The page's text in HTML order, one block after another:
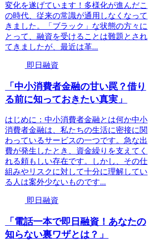
変化を遂げています！多様化が進んだこ
の時代、従来の常識が通用しなくなって
きました。「ブラック」な状態の方々に
とって、融資を受けることは難題とされ
てきましたが、最近は革...
即日融資
「中小消費者金融の甘い罠？借り
る前に知っておきたい真実」
はじめに：中小消費者金融とは何か中小
消費者金融は、私たちの生活に密接に関
わっているサービスの一つです。急な出
費が発生したとき、資金繰りを支えてく
れる頼もしい存在です。しかし、その仕
組みやリスクに対して十分に理解してい
る人は案外少ないものです...
即日融資
「電話一本で即日融資！あなたの
知らない裏ワザとは？」